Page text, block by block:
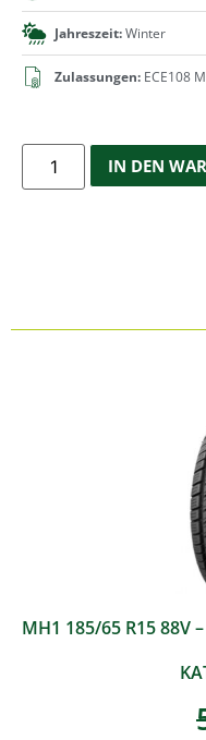
Jahreszeit:Winter
Zulassungen: ECE108
IN DEN
MH1 185/65 R15 88V